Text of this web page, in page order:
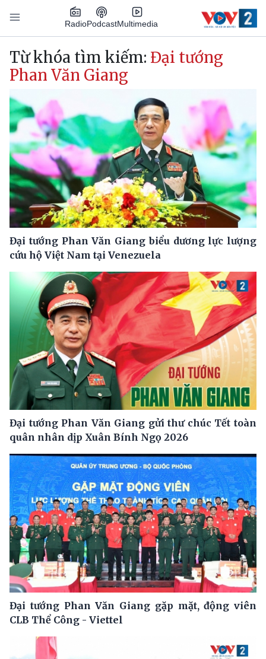
Nhảy đến nội dung
RadioPodcastMultimedia
Main navigation
Từ khóa tìm kiếm: Đại tướng
Phan Văn Giang
Đại tướng Phan Văn Giang biểu dương lực lượng
cứu hộ Việt Nam tại Venezuela
Đại tướng Phan Văn Giang gửi thư chúc Tết toàn
quân nhân dịp Xuân Bính Ngọ 2026
Đại tướng Phan Văn Giang gặp mặt, động viên
CLB Thể Công - Viettel